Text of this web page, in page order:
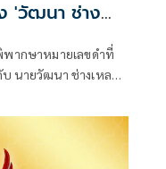
'วัฒนา ช่าง
ากษาหมายเลขดำที่
นายวัฒนา ช่างเหลา
ยก อบจ.ใหม่)